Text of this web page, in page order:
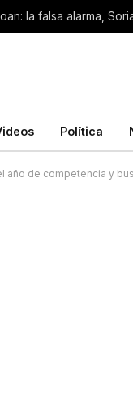
Política
año de competencia y